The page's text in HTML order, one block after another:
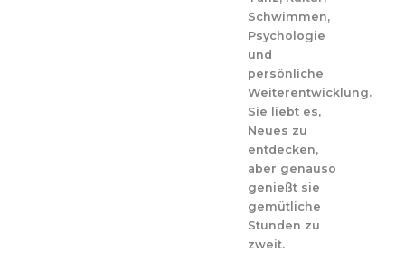
Schwimmen,
Psychologie
und
persönliche
Weiterentwicklung.
Sie liebt es,
Neues zu
entdecken,
aber genauso
genießt sie
gemütliche
Stunden zu
zweit.